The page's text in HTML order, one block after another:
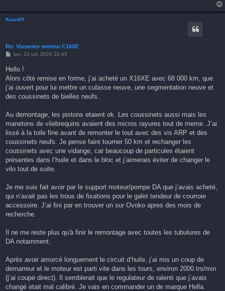
Kaan69
Re: Visseries moteur C16XE
M
s
a
g
e
lun. 13 juil. 2026 22:45
Hello !
Alors côté remise en forme, j’ai acheté un X16XE avec 68 000 km, que
j’ai ouvert pour lui mettre un culasse neuve, une segmentation neuve et
des coussinets de bielles neufs.
Au demontage, les pistons etaient ok. Les coussinets aussi mais les
manetons de vilebrequins avaient des micros rayures tout de meme. J’ai
lissé à la toile fine avant de remonter le tout avec des vis ARP et des
coussinets neufs. Je pense faire tourner 50 km et rechanger les
coussinets avec une vidange, car beaucoup de particules étaient
présentes dans l’huile et dans le bloc et j’aimerais éviter de changer le
vilo tout de suite.
Je me suis fait avoir par le support moteur/pompe DA que j’avais acheté,
qui n’avait pas les trous de fixations pour le galet tendeur de courroie
accessoire. J’ai fini par en trouver un sur Ovoko apres des mois de
recherche.
Il ne me reste plus qu'à finir le remontage avec toutes les tubulures de
DA notamment.
Après avoir amorcé longuement le circuit d’huile, j’ai mis un coup de
demarreur et le moteur est parti vite dans les tours, environ 2000 trs/min
(j’ai coupé direct). Il semblerait que le regulateur de ralenti que j’avais
changé etait mal calibré. Je vais en commander un de marque Hella.